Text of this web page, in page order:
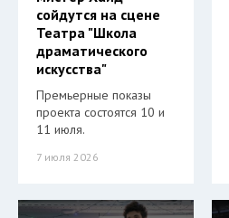
сойдутся на сцене
Театра "Школа
драматического
искусства"
Премьерные показы
проекта состоятся 10 и
11 июля.
7 июля 2026